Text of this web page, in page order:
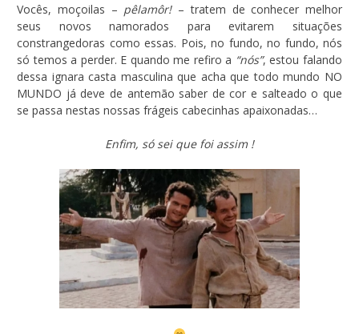
Vocês, moçoilas – pêlamôr!– tratem de conhecer melhor
seus novos namorados para evitarem situações
constrangedoras como essas. Pois, no fundo, no fundo, nós
só temos a perder. E quando me refiro a “nós”, estou falando
dessa ignara casta masculina que acha que todo mundo NO
MUNDO já deve de antemão saber de cor e salteado o que
se passa nestas nossas frágeis cabecinhas apaixonadas…
Enfim, só sei que foi assim !